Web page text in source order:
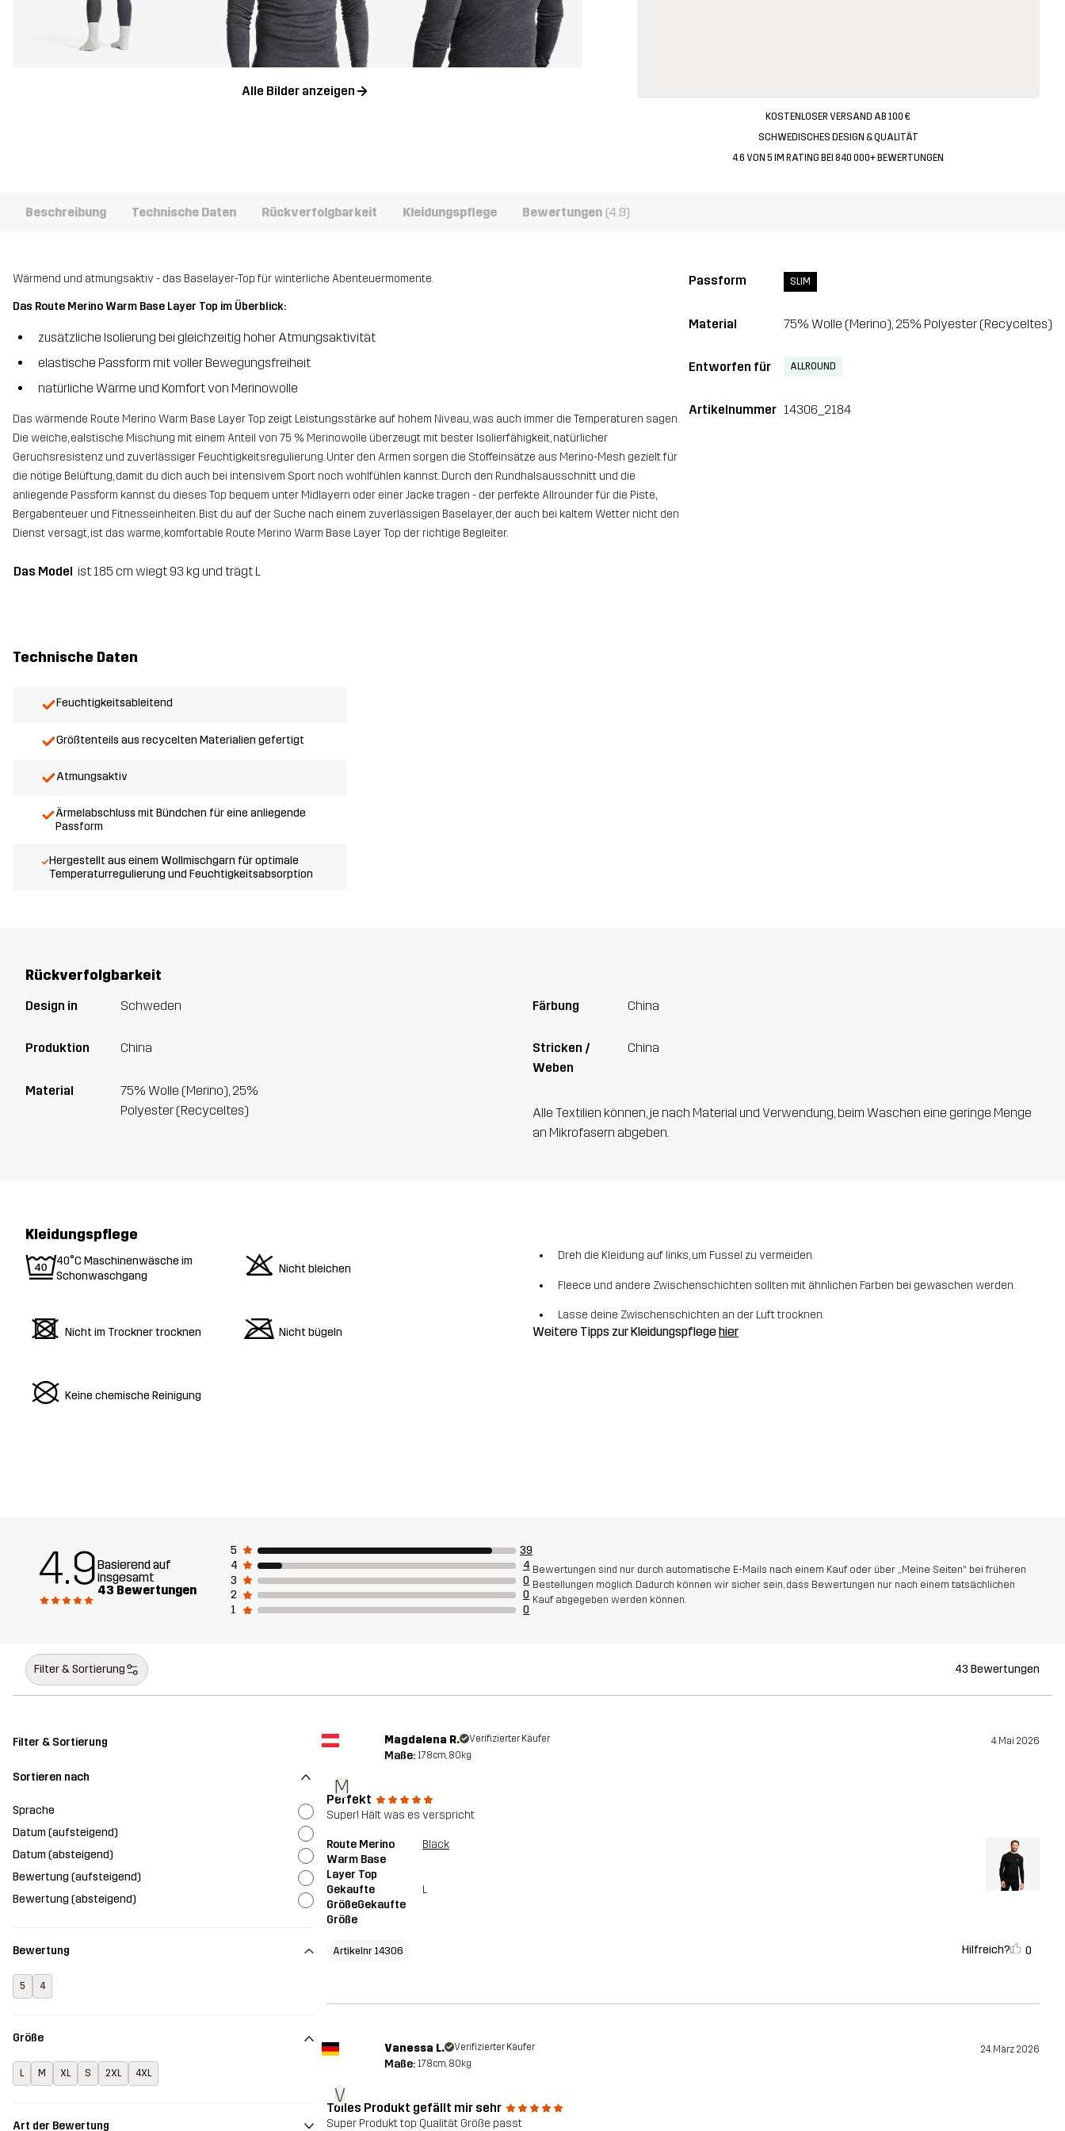
Alle Bilder anzeigen
KOSTENLOSER VERSAND AB 100 €
SCHWEDISCHES DESIGN & QUALITÄT
4.6 VON 5 IM RATING BEI 840 000+ BEWERTUNGEN
Beschreibung Technische Daten Rückverfolgbarkeit Kleidungspflege Bewertungen (4.9)
Wärmend und atmungsaktiv - das Baselayer-Top für winterliche Abenteuermomente.
Das Route Merino Warm Base Layer Top im Überblick:
zusätzliche Isolierung bei gleichzeitig hoher Atmungsaktivität
elastische Passform mit voller Bewegungsfreiheit
natürliche Wärme und Komfort von Merinowolle
Das wärmende Route Merino Warm Base Layer Top zeigt Leistungsstärke auf hohem Niveau, was auch immer die Temperaturen sagen.
Die weiche, ealstische Mischung mit einem Anteil von 75 % Merinowolle überzeugt mit bester Isolierfähigkeit, natürlicher
Geruchsresistenz und zuverlässiger Feuchtigkeitsregulierung. Unter den Armen sorgen die Stoffeinsätze aus Merino-Mesh gezielt für
die nötige Belüftung, damit du dich auch bei intensivem Sport noch wohlfühlen kannst. Durch den Rundhalsausschnitt und die
anliegende Passform kannst du dieses Top bequem unter Midlayern oder einer Jacke tragen - der perfekte Allrounder für die Piste,
Bergabenteuer und Fitnesseinheiten. Bist du auf der Suche nach einem zuverlässigen Baselayer, der auch bei kaltem Wetter nicht den
Dienst versagt, ist das warme, komfortable Route Merino Warm Base Layer Top der richtige Begleiter.
Das Model ist 185 cm wiegt 93 kg und trägt L
Passform SLIM
Material 75% Wolle (Merino), 25% Polyester (Recyceltes)
Entworfen für ALLROUND
Artikelnummer 14306_2184
Technische Daten
Feuchtigkeitsableitend
Größtenteils aus recycelten Materialien gefertigt
Atmungsaktiv
Ärmelabschluss mit Bündchen für eine anliegende
Passform
Hergestellt aus einem Wollmischgarn für optimale
Temperaturregulierung und Feuchtigkeitsabsorption
Rückverfolgbarkeit
Design in Schweden
Produktion China
Material
75% Wolle (Merino), 25%
Polyester (Recyceltes)
Färbung China
Stricken /
Weben
China
Alle Textilien können, je nach Material und Verwendung, beim Waschen eine geringe Menge
an Mikrofasern abgeben.
Kleidungspflege
940°C Maschinenwäsche im
Schonwaschgang
o Nicht bleichen
d Nicht im Trockner trocknen m Nicht bügeln
U Keine chemische Reinigung
Dreh die Kleidung auf links, um Fussel zu vermeiden.
Fleece und andere Zwischenschichten sollten mit ähnlichen Farben bei gewaschen werden.
Lasse deine Zwischenschichten an der Luft trocknen.
Weitere Tipps zur Kleidungspflegehier
4.9Basierend auf
insgesamt
43 Bewertungen
5
39
4
4
3
0
2
0
1
0
Bewertungen sind nur durch automatische E-Mails nach einem Kauf oder über „Meine Seiten“ bei früheren
Bestellungen möglich. Dadurch können wir sicher sein, dass Bewertungen nur nach einem tatsächlichen
Kauf abgegeben werden können.
Filter & Sortierung 43 Bewertungen
Filter & Sortierung
Sortieren nach
Sprache
Datum (aufsteigend)
Datum (absteigend)
Bewertung (aufsteigend)
Bewertung (absteigend)
Bewertung
5 4
Größe
L M XL S 2XL 4XL
Art der Bewertung
M
Magdalena R. Verifizierter Käufer 4. Mai 2026
Maße: 178cm, 80kg
Perfekt
Super! Hält was es verspricht
Route Merino
Warm Base
Layer Top
Black
Gekaufte
GrößeGekaufte
Größe
L
Artikelnr 14306 Hilfreich? 0
V
Vanessa L. Verifizierter Käufer 24. März 2026
Maße: 178cm, 80kg
Tolles Produkt gefällt mir sehr
Super Produkt top Qualität Größe passt